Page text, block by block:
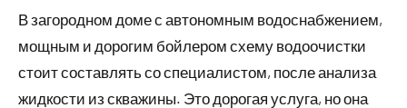
В загородном доме с автономным водоснабжением,
мощным и дорогим бойлером схему водоочистки
стоит составлять со специалистом, после анализа
жидкости из скважины. Это дорогая услуга, но она